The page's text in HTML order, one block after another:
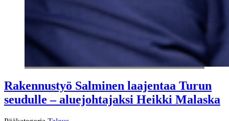
Rakennustyö Salminen laajentaa Turun
seudulle – aluejohtajaksi Heikki Malaska